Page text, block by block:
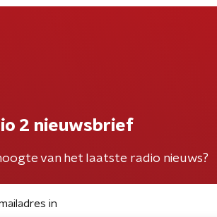
2 nieuwsbrief
van het laatste radio nieuws?